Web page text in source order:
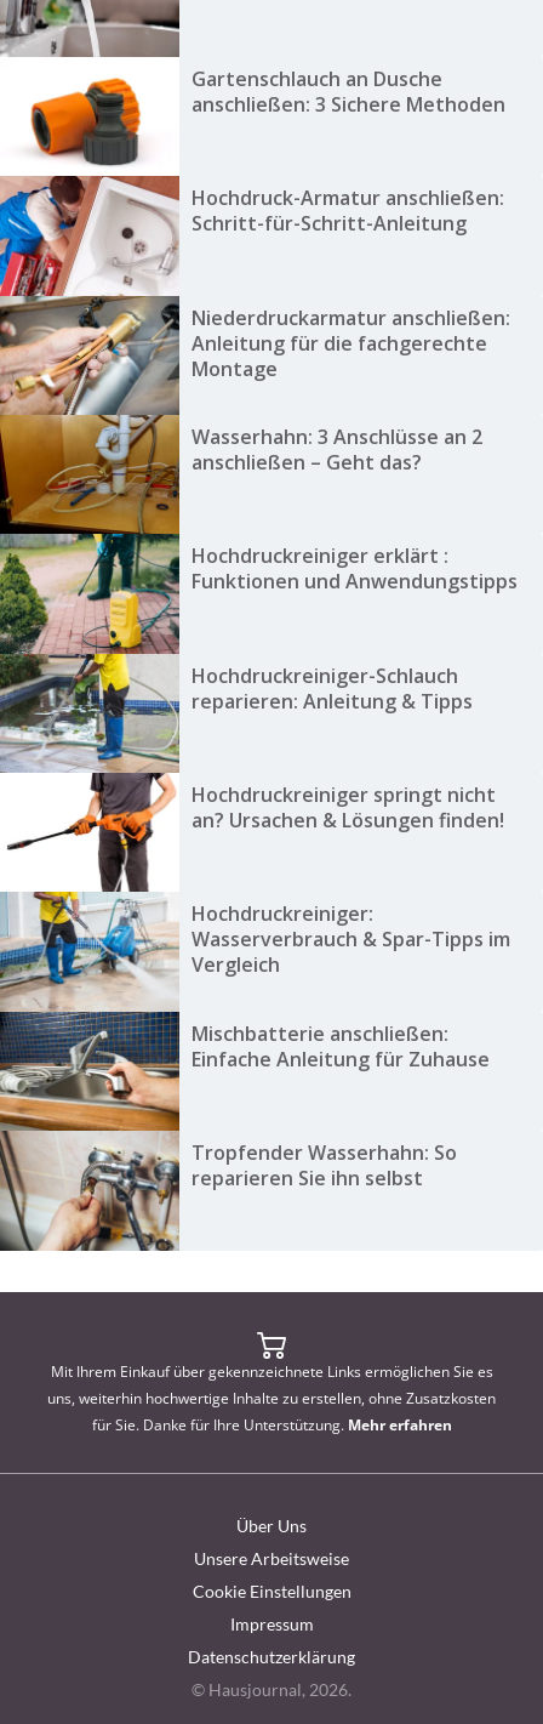
Gartenschlauch an Dusche
anschließen: 3 Sichere Methoden
Hochdruck-Armatur anschließen:
Schritt-für-Schritt-Anleitung
Niederdruckarmatur anschließen:
Anleitung für die fachgerechte
Montage
Wasserhahn: 3 Anschlüsse an 2
anschließen – Geht das?
Hochdruckreiniger erklärt :
Funktionen und Anwendungstipps
Hochdruckreiniger-Schlauch
reparieren: Anleitung & Tipps
Hochdruckreiniger springt nicht
an? Ursachen & Lösungen finden!
Hochdruckreiniger:
Wasserverbrauch & Spar-Tipps im
Vergleich
Mischbatterie anschließen:
Einfache Anleitung für Zuhause
Tropfender Wasserhahn: So
reparieren Sie ihn selbst
Mit Ihrem Einkauf über gekennzeichnete Links ermöglichen Sie es
uns, weiterhin hochwertige Inhalte zu erstellen, ohne Zusatzkosten
für Sie. Danke für Ihre Unterstützung. Mehr erfahren
Über Uns
Unsere Arbeitsweise
Cookie Einstellungen
Impressum
Datenschutzerklärung
© Hausjournal, 2026.